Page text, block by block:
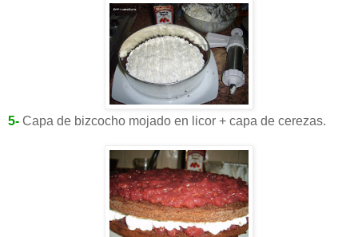
5- Capa de bizcocho mojado en licor + capa de cerezas.